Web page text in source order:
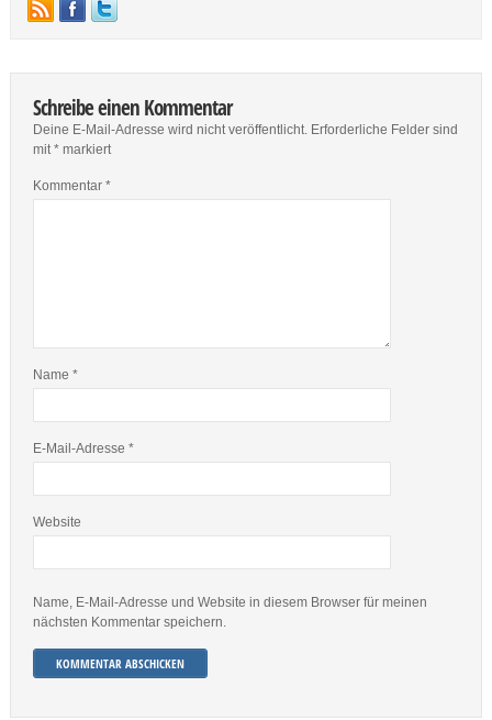
Schreibe einen Kommentar
Deine E-Mail-Adresse wird nicht veröffentlicht. Erforderliche Felder sind
mit*markiert
Kommentar *
Name *
E-Mail-Adresse *
Website
Name, E-Mail-Adresse und Website in diesem Browser für meinen
nächsten Kommentar speichern.